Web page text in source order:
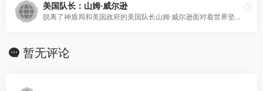
美国队长：山姆·威尔逊
脱离了神盾局和美国政府的美国队长山姆·威尔逊面对着世界坚定的宣布了自己的立场，而随之而来的却是更多的挫折与磨难，他将如何面对？
暂无评论